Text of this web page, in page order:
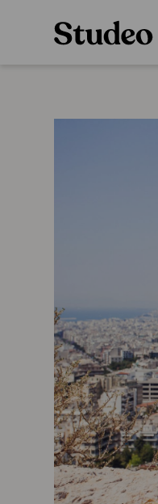
Ainstain
KIRJAUDU